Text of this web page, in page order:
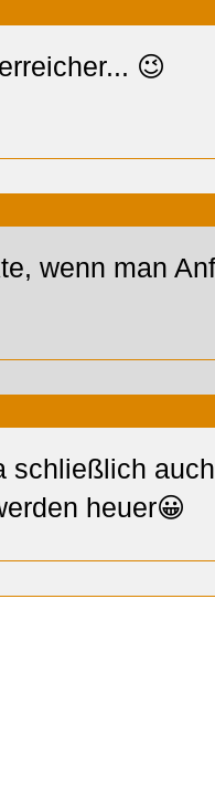
😉
wenn man
schließlich
heuer😀